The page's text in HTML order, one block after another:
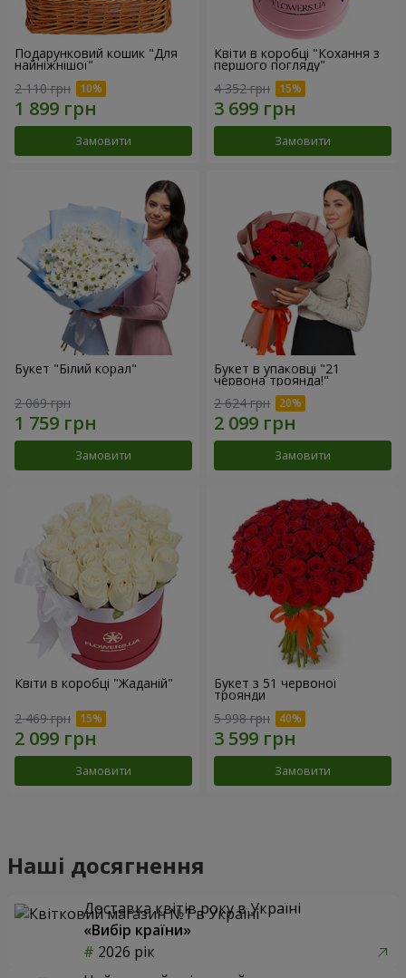
Подарунковий кошик "Для
найніжнішої"
2 110 грн
Замовити
Квіти в коробці "Кохання з
першого погляду"
4 352 грн
Замовити
Букет "Білий корал"
2 069 грн
Замовити
Букет в упаковці "21
червона троянда!"
2 624 грн
Замовити
Квіти в коробці "Жаданій"
2 469 грн
Замовити
Букет з 51 червоної
троянди
5 998 грн
Замовити
Наші досягнення
Доставка квітів року в Україні
«Вибір країни»
2026 рік